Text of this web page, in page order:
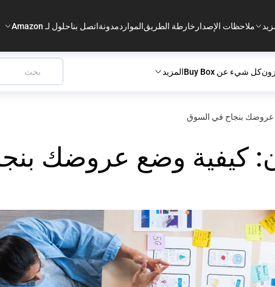
حلول لـ Amazonاتصل بنامدونةالمواردخارطة الطريق ملاحظات الإصدار
كل شيء عن Buy Box المزيد
عروضك بنجاح في السوق
كيفية وضع عروضك